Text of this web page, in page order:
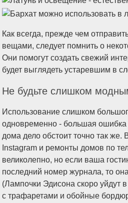
Как всегда, прежде чем
вещами, следует помнить о
Они помогут создать свежий
будет выглядеть устаревшим в
Не будьте слишком
Использование слишком
одновременно - большая ошибка
дома дело обстоит точно так же.
Instagram и ремонты домов по
великолепно, но если ваша
последний номер журнала, то
(Лампочки Эдисона скоро уйдут
с трафаретами и обойные